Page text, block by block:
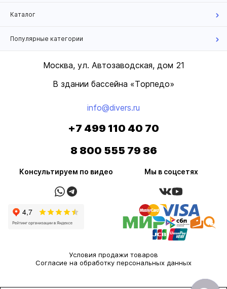
Каталог
Популярные категории
Москва, ул. Автозаводская, дом 21
В здании бассейна «Торпедо»
info@divers.ru
Консультируем по видео Мы в соцсетях
+7 499 110 40 70
8 800 555 79 86
Условия продажи товаров
Согласие на обработку персональных данных